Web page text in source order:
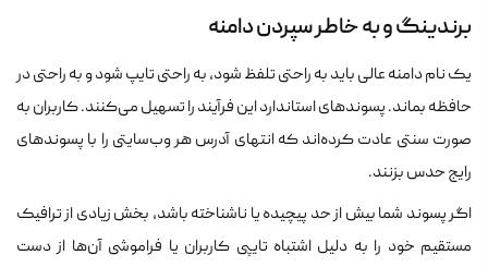
برندینگ و به خاطر سپردن دامنه
یک نام دامنه عالی باید به راحتی تلفظ شود، به راحتی تایپ شود و به راحتی در
حافظه بماند. پسوندهای استاندارد این فرآیند را تسهیل می‌کنند. کاربران به
صورت سنتی عادت کرده‌اند که انتهای آدرس هر وب‌سایتی را با پسوندهای
رایج حدس بزنند.
اگر پسوند شما بیش از حد پیچیده یا ناشناخته باشد، بخش زیادی از ترافیک
مستقیم خود را به دلیل اشتباه تایپی کاربران یا فراموشی آن‌ها از دست